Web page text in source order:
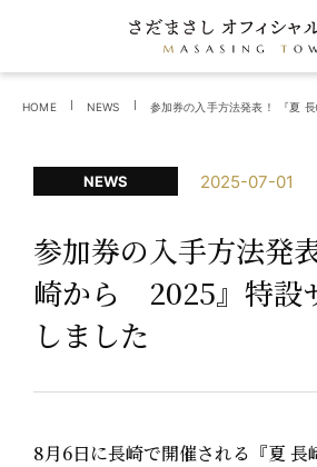
HOME NEWS
NEWS 2025-07-01
参加券の入手方法発
崎から 2025』特設
しました
8月6日に長崎で開催される『夏